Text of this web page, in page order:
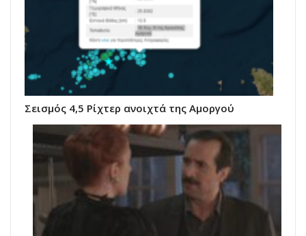
Σεισμός 4,5 Ρίχτερ ανοιχτά της Αμοργού